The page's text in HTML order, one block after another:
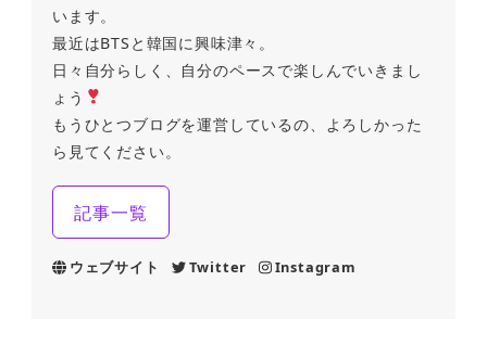
います。
最近はBTSと韓国に興味津々。
日々自分らしく、自分のペースで楽しんでいきまし
ょう
もうひとつブログを運営しているの、よろしかった
ら見てください。
記事一覧
ウェブサイト Twitter Instagram